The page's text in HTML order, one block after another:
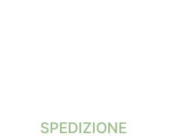
SPEDIZIONE